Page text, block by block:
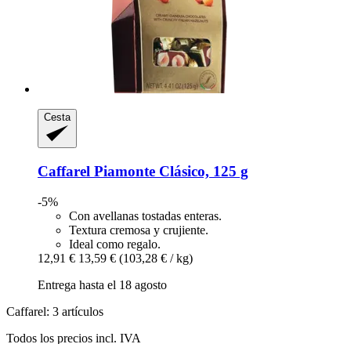
Cesta
Caffarel Piamonte Clásico, 125 g
-5%
Con avellanas tostadas enteras.
Textura cremosa y crujiente.
Ideal como regalo.
12,91 € 13,59 € (103,28 € / kg)
Entrega hasta el 18 agosto
Caffarel: 3 artículos
Todos los precios incl. IVA